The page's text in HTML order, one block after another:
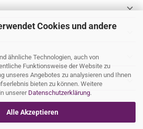
Cookies und andere
ähnliche Technologien, auch von
Funktionsweise der Website zu
unseres Angebotes zu analysieren und Ihnen
bieten zu können. Weitere
unserer Datenschutzerklärung.
Alle Akzeptieren
expand_more
mit
Seite expand_more